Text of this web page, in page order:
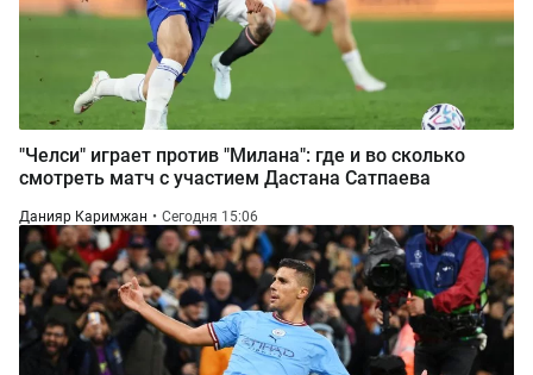
"Челси" играет против "Милана": где и во сколько
смотреть матч с участием Дастана Сатпаева
Данияр Каримжан Сегодня 15:06